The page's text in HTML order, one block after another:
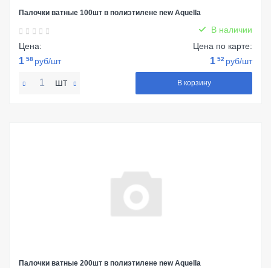
Палочки ватные 100шт в полиэтилене new Aquella
В наличии
Цена:
1 58 руб/шт
Цена по карте:
1 52 руб/шт
шт В корзину
Палочки ватные 200шт в полиэтилене new Aquella